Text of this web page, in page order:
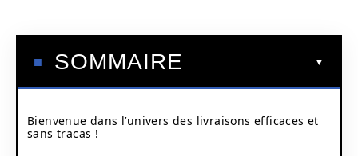
SOMMAIRE
Bienvenue dans l’univers des livraisons efficaces et
sans tracas !